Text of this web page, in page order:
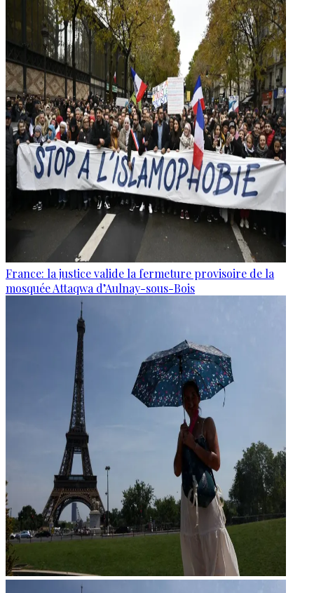
France: la justice valide la fermeture provisoire de la
mosquée Attaqwa d’Aulnay-sous-Bois